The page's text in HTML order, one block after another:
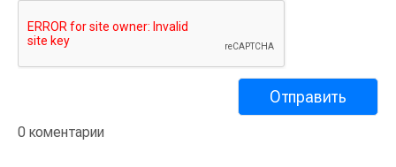
0 коментарии